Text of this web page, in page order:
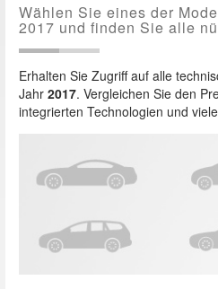
Wählen Sie eines der
2017 und finden Sie alle
Erhalten Sie Zugriff auf alle
Jahr 2017. Vergleichen Sie den
integrierten Technologien und